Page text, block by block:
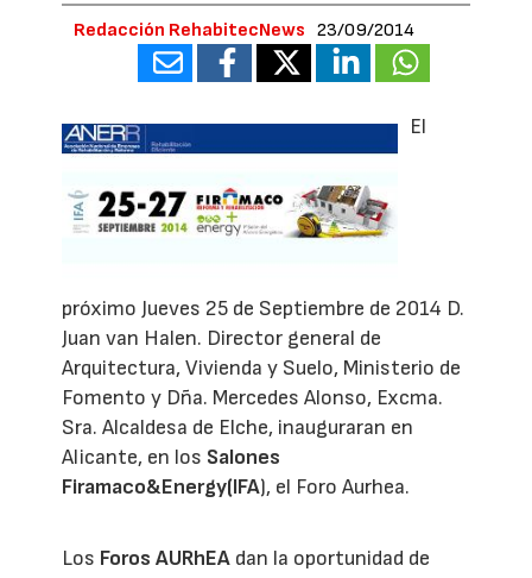
Redacción RehabitecNews 23/09/2014
El
próximo Jueves 25 de Septiembre de 2014 D.
Juan van Halen. Director general de
Arquitectura, Vivienda y Suelo, Ministerio de
Fomento y Dña. Mercedes Alonso, Excma.
Sra. Alcaldesa de Elche, inauguraran en
Alicante, en los Salones
Firamaco&Energy(IFA), el Foro Aurhea.
Los Foros AURhEA dan la oportunidad de